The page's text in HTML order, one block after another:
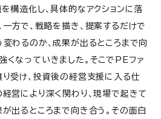
構造化し、具体的なアクションに落
方で、戦略を描き、提案するだけで
わるのか、成果が出るところまで向
くなっていきました。そこでPEファ
り受け、投資後の経営支援に入る仕
営により深く関わり、現場で起きて
出るところまで向き合う。その面白